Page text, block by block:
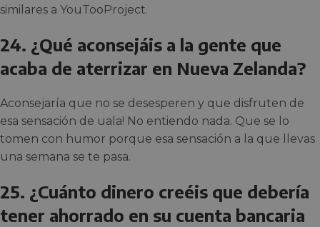
similares a YouTooProject.
24. ¿Qué aconsejáis a la gente que
acaba de aterrizar en Nueva Zelanda?
Aconsejaría que no se desesperen y que disfruten de
esa sensación de uala! No entiendo nada. Que se lo
tomen con humor porque esa sensación a la que llevas
una semana se te pasa.
25. ¿Cuánto dinero creéis que debería
tener ahorrado en su cuenta bancaria